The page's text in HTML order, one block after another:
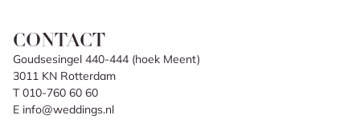
CONTACT
Goudsesingel 440-444 (hoek Meent)
3011 KN Rotterdam
T 010-760 60 60
E info@weddings.nl